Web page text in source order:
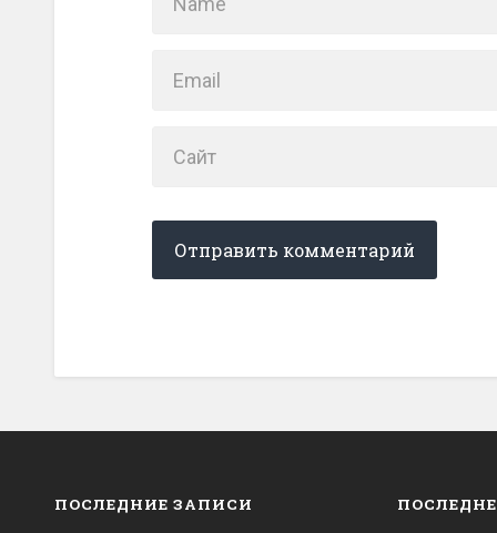
ПОСЛЕДНИЕ ЗАПИСИ